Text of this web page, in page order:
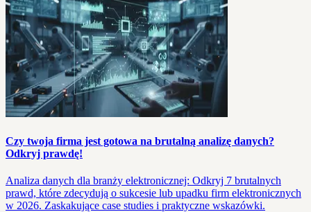
Czy twoja firma jest gotowa na brutalną analizę danych?
Odkryj prawdę!
Analiza danych dla branży elektronicznej: Odkryj 7 brutalnych
prawd, które zdecydują o sukcesie lub upadku firm elektronicznych
w 2026. Zaskakujące case studies i praktyczne wskazówki.